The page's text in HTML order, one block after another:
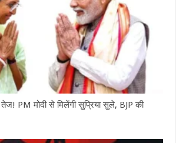
PM मोदी से मिलेंगी सुप्रिया सुले, BJP की